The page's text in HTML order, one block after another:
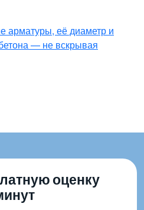
арматуры, её диаметр и
— не вскрывая
оценку